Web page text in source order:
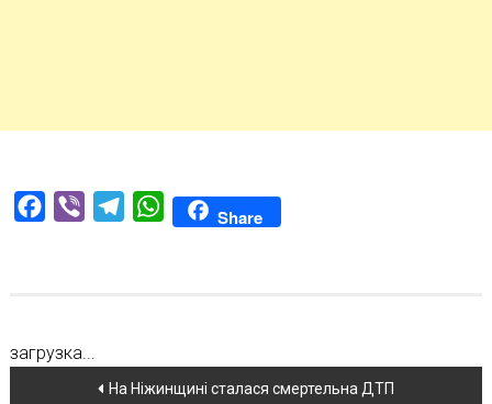
Facebook
Viber TelegramWhatsAppShare
загрузка...
НавігаціяНа Ніжинщині сталася смертельна ДТП